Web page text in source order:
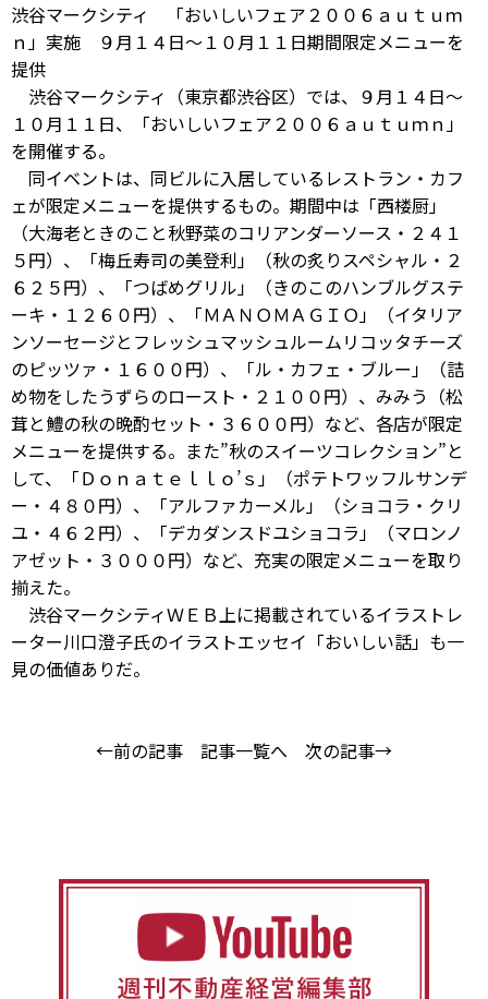
渋谷マークシティ 「おいしいフェア２００６ａｕｔｕｍ
ｎ」実施 ９月１４日～１０月１１日期間限定メニューを
提供
渋谷マークシティ（東京都渋谷区）では、９月１４日～
１０月１１日、「おいしいフェア２００６ａｕｔｕｍｎ」
を開催する。
同イベントは、同ビルに入居しているレストラン・カフ
ェが限定メニューを提供するもの。期間中は「西楼厨」
（大海老ときのこと秋野菜のコリアンダーソース・２４１
５円）、「梅丘寿司の美登利」（秋の炙りスペシャル・２
６２５円）、「つばめグリル」（きのこのハンブルグステ
ーキ・１２６０円）、「ＭＡＮＯＭＡＧＩＯ」（イタリア
ンソーセージとフレッシュマッシュルームリコッタチーズ
のピッツァ・１６００円）、「ル・カフェ・ブルー」（詰
め物をしたうずらのロースト・２１００円）、みみう（松
茸と鱧の秋の晩酌セット・３６００円）など、各店が限定
メニューを提供する。また”秋のスイーツコレクション”と
して、「Ｄｏｎａｔｅｌｌｏ’ｓ」（ポテトワッフルサンデ
ー・４８０円）、「アルファカーメル」（ショコラ・クリ
ユ・４６２円）、「デカダンスドユショコラ」（マロンノ
アゼット・３０００円）など、充実の限定メニューを取り
揃えた。
渋谷マークシティＷＥＢ上に掲載されているイラストレ
ーター川口澄子氏のイラストエッセイ「おいしい話」も一
見の価値ありだ。
←前の記事 記事一覧へ 次の記事→